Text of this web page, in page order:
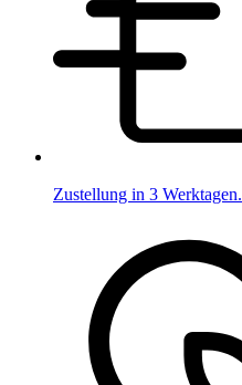
Zustellung in 3 Werktagen.